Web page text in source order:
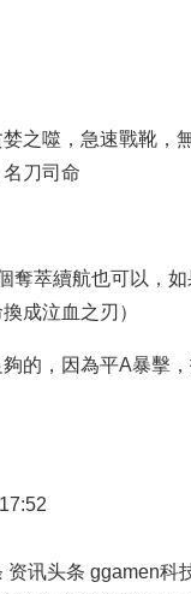
婪之噬，急速戰靴，
刀司命
奪萃續航也可以，
成泣血之刃）
的，因為平A暴擊
资讯头条 ggamen科